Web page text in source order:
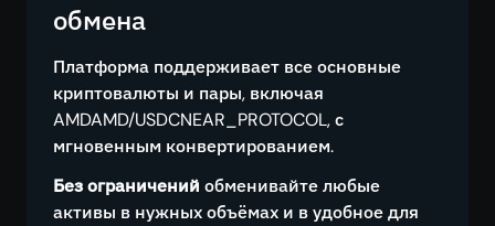
обмена
Платформа поддерживает все основные
криптовалюты и пары, включая
AMDAMD/USDCNEAR_PROTOCOL, с
мгновенным конвертированием.
Без ограничений обменивайте любые
активы в нужных объёмах и в удобное для